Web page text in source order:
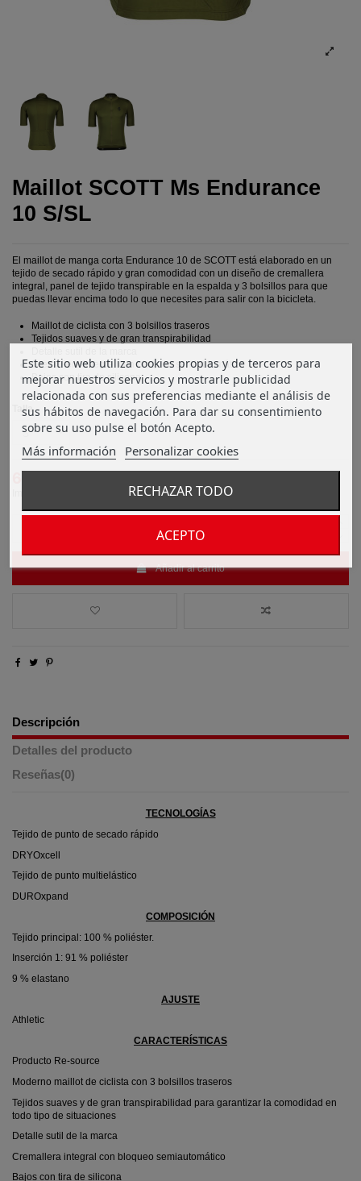
Maillot SCOTT Ms Endurance
10 S/SL
El maillot de manga corta Endurance 10 de SCOTT está elaborado en un
tejido de secado rápido y gran comodidad con un diseño de cremallera
integral, panel de tejido transpirable en la espalda y 3 bolsillos para que
puedas llevar encima todo lo que necesites para salir con la bicicleta.
Maillot de ciclista con 3 bolsillos traseros
Tejidos suaves y de gran transpirabilidad
Cremallera integral con bloqueo semiautomático
Bajos con tira de silicona
Talla
Añadir al carrito
Descripción
Detalles del producto
Reseñas(0)
TECNOLOGÍAS
Tejido de punto de secado rápido
DRYOxcell
Tejido de punto multielástico
DUROxpand
COMPOSICIÓN
Tejido principal: 100 % poliéster.
Inserción 1: 91 % poliéster
9 % elastano
AJUSTE
Athletic
CARACTERÍSTICAS
Producto Re-source
Moderno maillot de ciclista con 3 bolsillos traseros
Tejidos suaves y de gran transpirabilidad para garantizar la comodidad en
todo tipo de situaciones
Detalle sutil de la marca
Cremallera integral con bloqueo semiautomático
Bajos con tira de silicona
Este sitio web utiliza cookies propias y de terceros para
mejorar nuestros servicios y mostrarle publicidad
relacionada con sus preferencias mediante el análisis de
sus hábitos de navegación. Para dar su consentimiento
sobre su uso pulse el botón Acepto.
Más información Personalizar cookies
RECHAZAR TODO
ACEPTO